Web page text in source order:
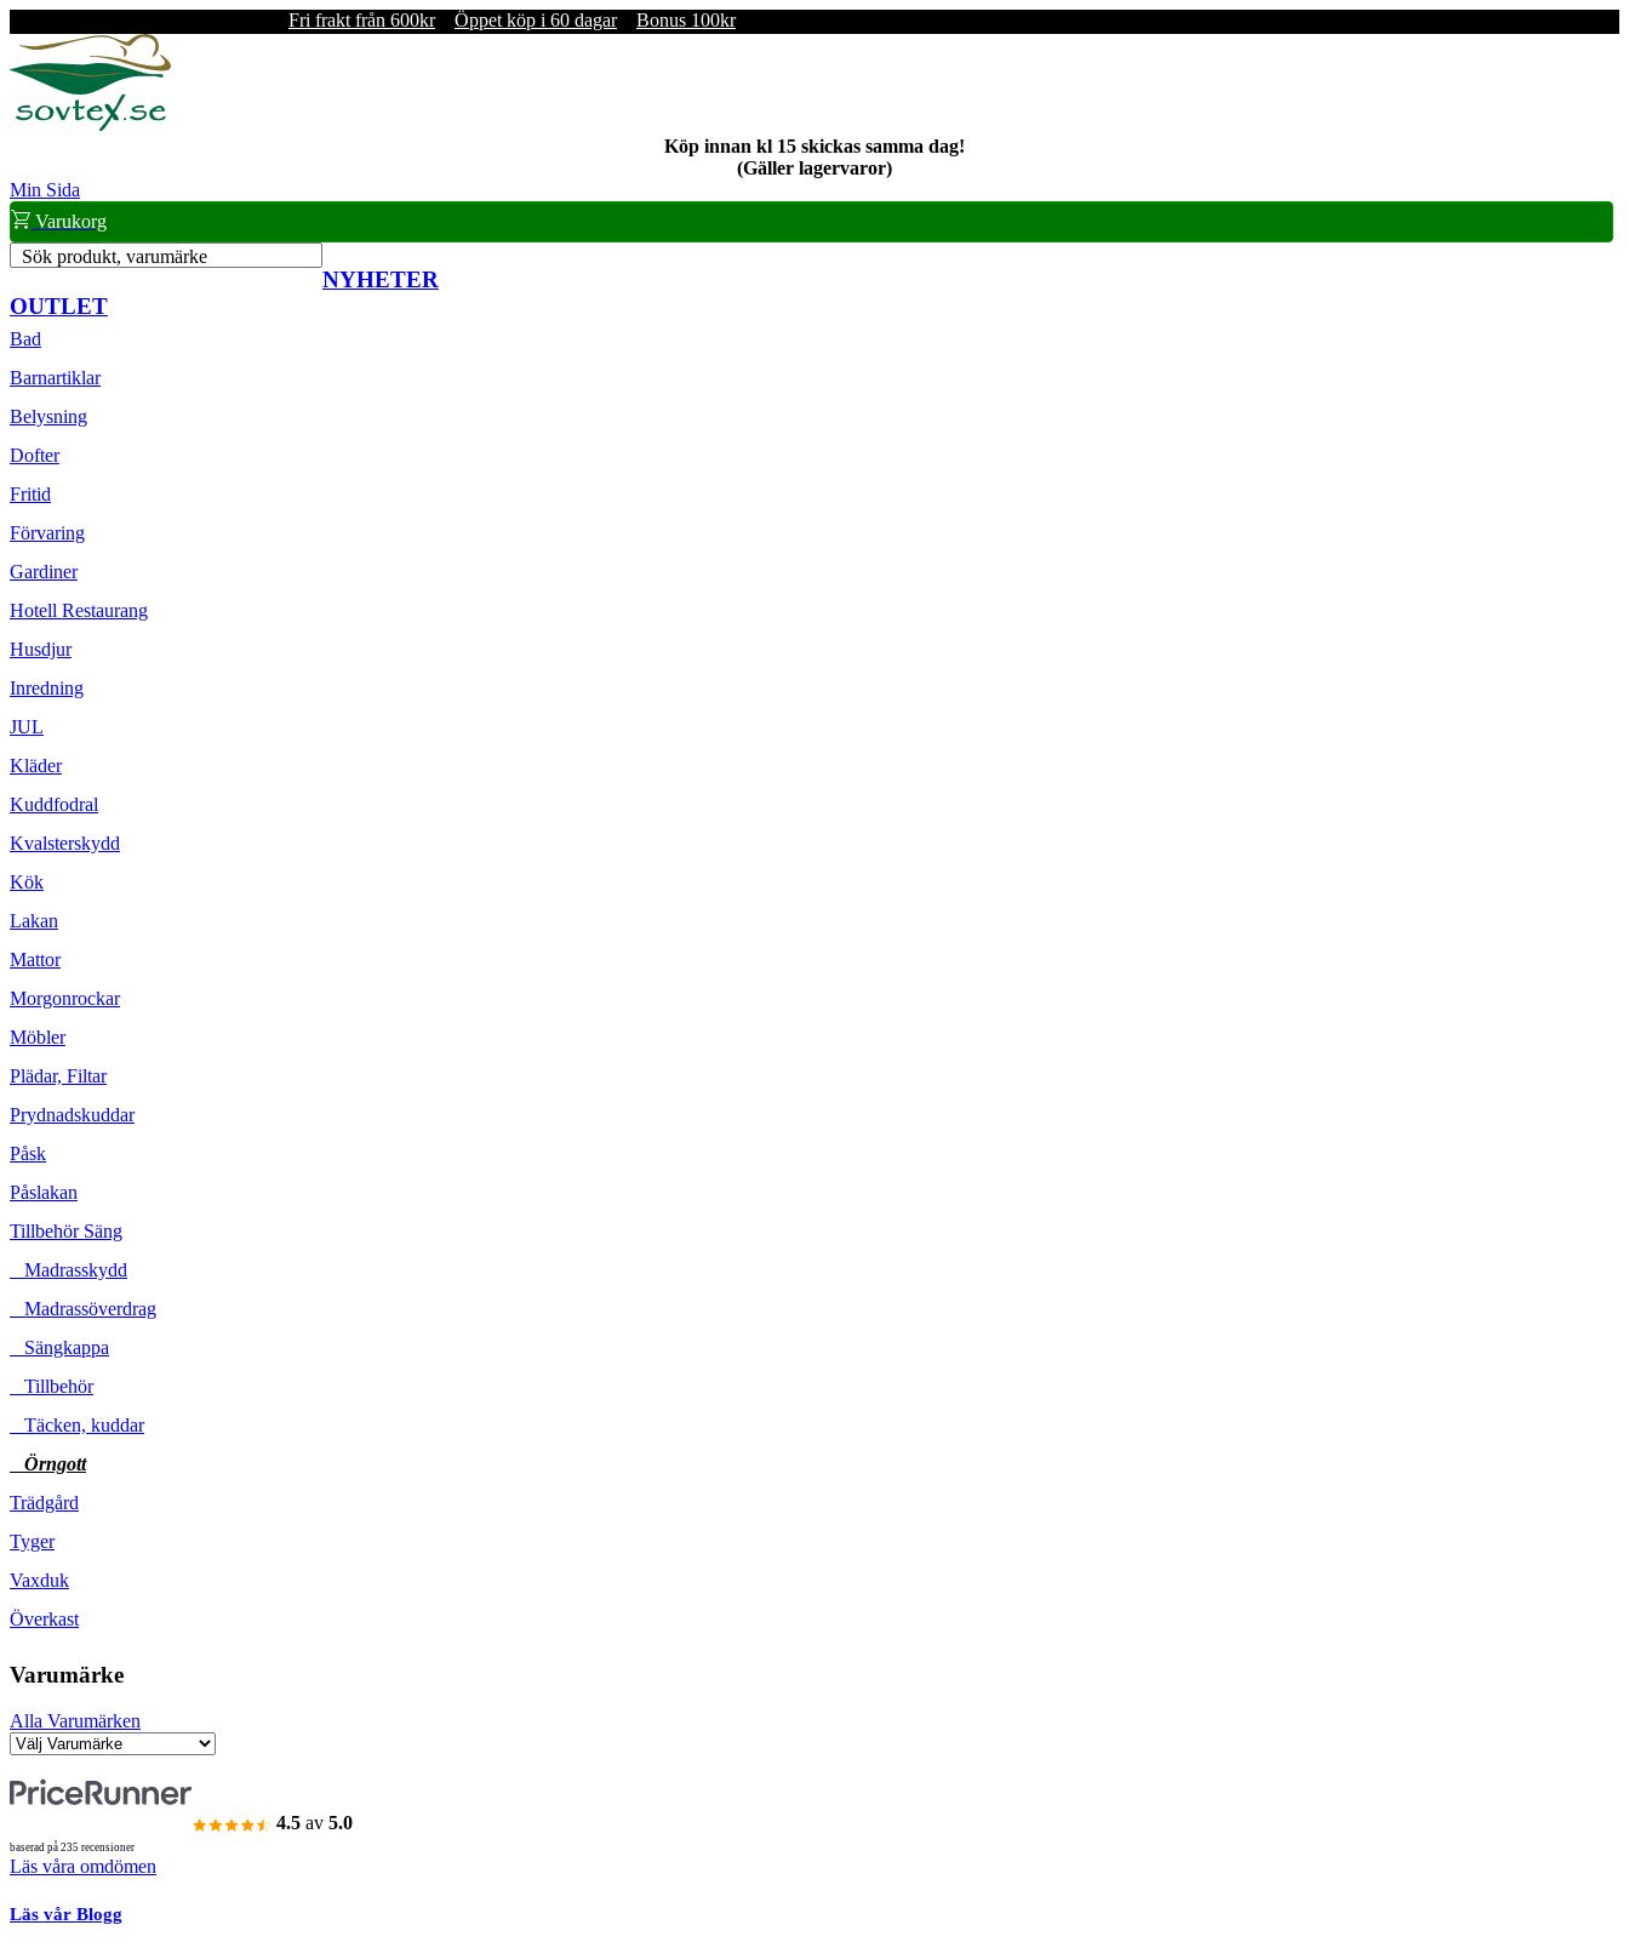
Fri frakt från 600kr Öppet köp i 60 dagar Bonus 100kr
Köp innan kl 15 skickas samma dag!
(Gäller lagervaror)
Min Sida
Varukorg
Sök produkt, varumärke
NYHETER
OUTLET
Bad
Barnartiklar
Belysning
Dofter
Fritid
Förvaring
Gardiner
Hotell Restaurang
Husdjur
Inredning
JUL
Kläder
Kuddfodral
Kvalsterskydd
Kök
Lakan
Mattor
Morgonrockar
Möbler
Plädar, Filtar
Prydnadskuddar
Påsk
Påslakan
Tillbehör Säng
Madrasskydd
Madrassöverdrag
Sängkappa
Tillbehör
Täcken, kuddar
Örngott
Trädgård
Tyger
Vaxduk
Överkast
Varumärke
Alla Varumärken
4.5 av 5.0
baserad på 235 recensioner
Läs våra omdömen
Läs vår Blogg